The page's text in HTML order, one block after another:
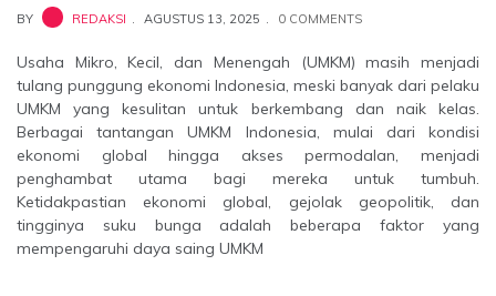
BY REDAKSI AGUSTUS 13, 2025 0 COMMENTS
Usaha Mikro, Kecil, dan Menengah (UMKM) masih menjadi
tulang punggung ekonomi Indonesia, meski banyak dari pelaku
UMKM yang kesulitan untuk berkembang dan naik kelas.
Berbagai tantangan UMKM Indonesia, mulai dari kondisi
ekonomi global hingga akses permodalan, menjadi
penghambat utama bagi mereka untuk tumbuh.
Ketidakpastian ekonomi global, gejolak geopolitik, dan
tingginya suku bunga adalah beberapa faktor yang
mempengaruhi daya saing UMKM